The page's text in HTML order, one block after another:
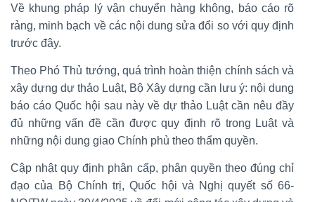
Về khung pháp lý vận chuyển hàng không, báo cáo rõ
rảng, minh bạch về các nội dung sửa đổi so với quy định
trước đây.
Theo Phó Thủ tướng, quá trình hoàn thiện chính sách và
xây dựng dự thảo Luật, Bộ Xây dựng cần lưu ý: nội dung
báo cáo Quốc hội sau này về dự thảo Luật cần nêu đầy
đủ những vấn đề cần được quy định rõ trong Luật và
những nội dung giao Chính phủ theo thẩm quyền.
Cập nhật quy định phân cấp, phân quyền theo đúng chỉ
đạo của Bộ Chính trị, Quốc hội và Nghị quyết số 66-